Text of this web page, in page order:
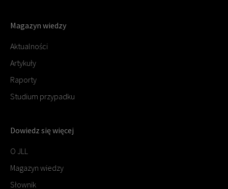
Magazyn wiedzy
Aktualności
Artykuły
Raporty
Studium przypadku
Dowiedz się więcej
O JLL
Magazyn wiedzy
Słownik